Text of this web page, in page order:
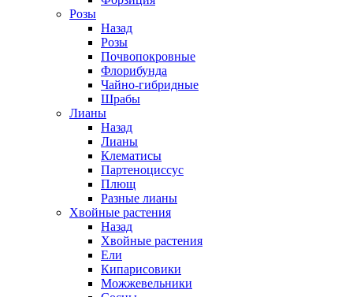
Розы
Назад
Розы
Почвопокровные
Флорибунда
Чайно-гибридные
Шрабы
Лианы
Назад
Лианы
Клематисы
Партеноциссус
Плющ
Разные лианы
Хвойные растения
Назад
Хвойные растения
Ели
Кипарисовики
Можжевельники